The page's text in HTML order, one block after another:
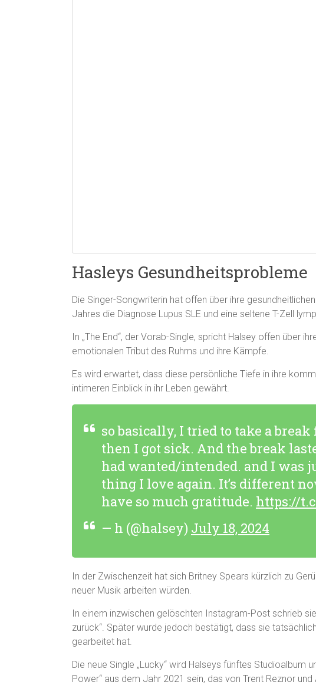
Hasleys Gesundheitsprobleme
Die Singer-Songwriterin hat offen über ihre
Jahres die Diagnose Lupus SLE und eine seltene T-Zell
In „The End“, der Vorab-Single, spricht Halsey offen über
emotionalen Tribut des Ruhms und ihre Kämpfe.
Es wird erwartet, dass diese persönliche Tiefe in ihre
intimeren Einblick in ihr Leben gewährt.
so basically, I tried to take a
then I got sick. And the break
had wanted/intended. and I was
thing I love again. It’s different
have so much gratitude. https://
— h (@halsey) July 18, 2024
In der Zwischenzeit hat sich Britney Spears kürzlich zu
neuer Musik arbeiten würden.
In einem inzwischen gelöschten Instagram-Post schrieb
zurück“. Später wurde jedoch bestätigt, dass sie
gearbeitet hat.
Die neue Single „Lucky“ wird Halseys fünftes Studioalbum
Power“ aus dem Jahr 2021 sein, das von Trent Reznor